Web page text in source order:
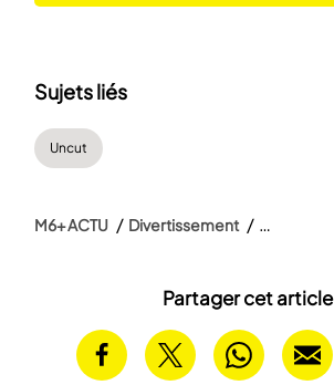
Partager cet article
Sujets liés
Uncut
M6+ ACTU Divertissement